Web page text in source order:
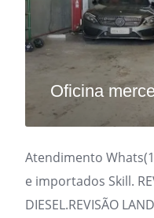
Oficina
Atendimento
e importados Skill.
DIESEL.REVISÃO